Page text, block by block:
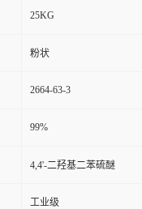
25KG
粉状
2664-63-3
99%
4,4'-二羟基二苯硫醚
工业级